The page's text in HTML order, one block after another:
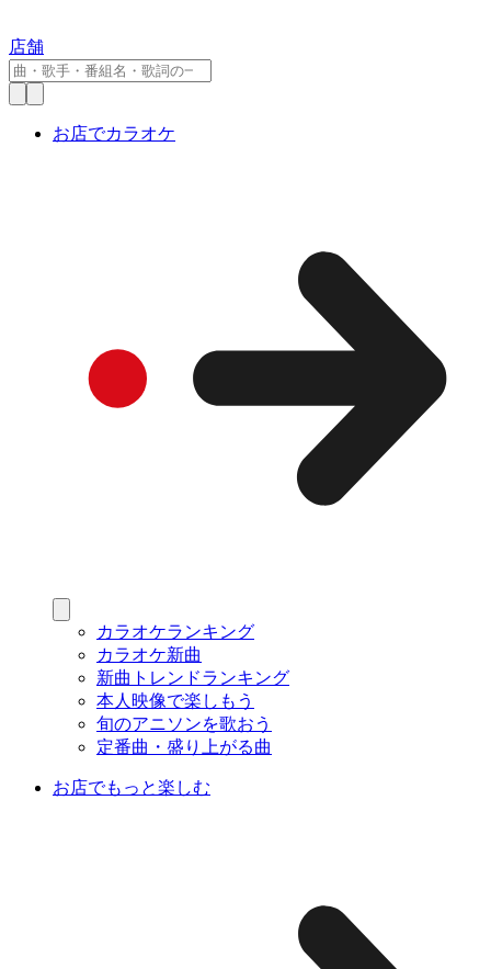
店舗
お店でカラオケ
カラオケランキング
カラオケ新曲
新曲トレンドランキング
本人映像で楽しもう
旬のアニソンを歌おう
定番曲・盛り上がる曲
お店でもっと楽しむ